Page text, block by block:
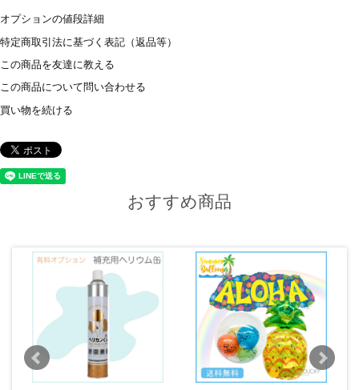
オプションの値段詳細
特定商取引法に基づく表記（返品等）
この商品を友達に教える
この商品について問い合わせる
買い物を続ける
おすすめ商品